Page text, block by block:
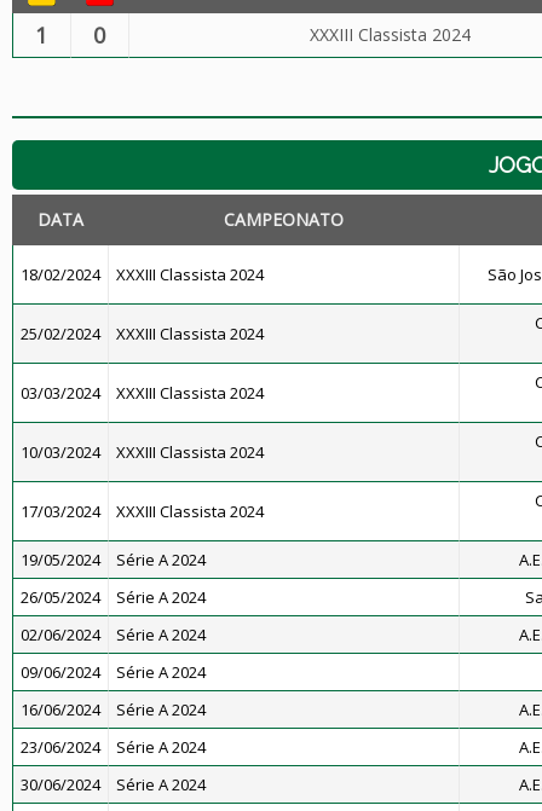
1 0 XXXIII Classista 2024
DATA CAMPEONATO
18/02/2024 XXXIII Classista 2024 São
25/02/2024 XXXIII Classista 2024
03/03/2024 XXXIII Classista 2024
10/03/2024 XXXIII Classista 2024
17/03/2024 XXXIII Classista 2024
19/05/2024 Série A 2024
26/05/2024
Série A 2024
02/06/2024
Série A 2024
09/06/2024
Série A 2024
16/06/2024
Série A 2024
23/06/2024
Série A 2024
30/06/2024
Série A 2024